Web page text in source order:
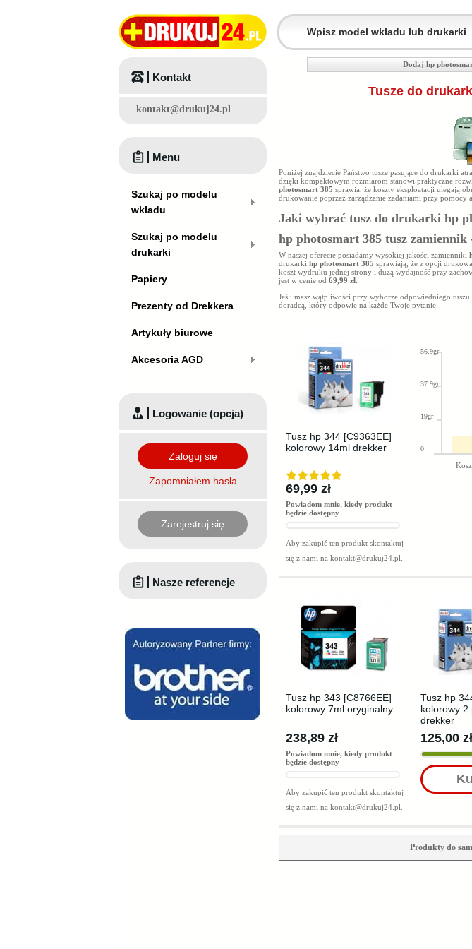
Dodaj hp
Tusze do
Poniżej znajdziecie Państwo tusze pasujące do drukarki
dzięki kompaktowym rozmiarom stanowi praktyczne
photosmart 385 sprawia, że koszty eksploatacji ulegają
drukowanie poprzez zarządzanie zadaniami przy pomocy
Jaki wybrać tusz do drukarki hp
hp photosmart 385 tusz
W naszej oferecie posiadamy wysokiej jakości zamienniki
drukarki hp photosmart 385 sprawiają, że z opcji
koszt wydruku jednej strony i dużą wydajność przy
jest w cenie od 69,99 zł.
Jeśli masz wątpliwości przy wyborze odpowiedniego
doradcą, który odpowie na każde Twoje pytanie.
Tusz hp 344 [C9363EE]
kolorowy 14ml drekker
69,99 zł
Powiadom mnie, kiedy produkt
będzie dostępny
Aby zakupić ten produkt skontaktuj
się z nami na kontakt@drukuj24.pl
56.9gr
37.9gr
19gr
0
Tusz hp 343 [C8766EE]
kolorowy 7ml oryginalny
238,89 zł
Powiadom mnie, kiedy produkt
będzie dostępny
Aby zakupić ten produkt skontaktuj
się z nami na kontakt@drukuj24.pl
Tusz hp
kolorowy 2
drekker
125,00 zł
Produkty do
Kontakt
kontakt@drukuj24.pl
Menu
Szukaj po modelu
wkładu
Szukaj po modelu
drukarki
Papiery
Prezenty od Drekkera
Artykuły biurowe
Akcesoria AGD
Logowanie (opcja)
Zaloguj się
Zapomniałem hasła
Zarejestruj się
Nasze referencje